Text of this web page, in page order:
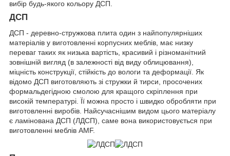
вибір будь-якого кольору ДСП.
ДСП
ДСП - деревно-стружкова плита один з найпопулярніших
матеріалів у виготовленні корпусних меблів, має низку
переваг таких як низька вартість, красивий і різноманітний
зовнішній вигляд (в залежності від виду облицювання),
міцність конструкції, стійкість до вологи та деформації. Як
відомо ДСП виготовляють зі стружки й тирси, просочених
формальдегідною смолою для кращого скріплення при
високій температурі. Її можна просто і швидко обробляти при
виготовленні виробів. Найсучаснішим видом цього матеріалу
є ламінована ДСП (ЛДСП), саме вона використовується при
виготовленні меблів AMF.